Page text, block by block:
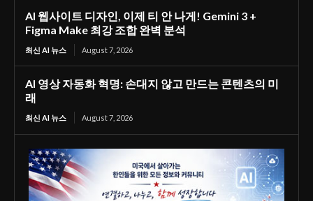
AI 웹사이트 디자인, 이제 티 안 나게! Gemini 3 +
Figma Make 최강 조합 완벽 분석
최신 AI 뉴스 August 7, 2026
AI 영상 자동화 혁명: 손대지 않고 만드는 콘텐츠의 미
래
최신 AI 뉴스 August 7, 2026